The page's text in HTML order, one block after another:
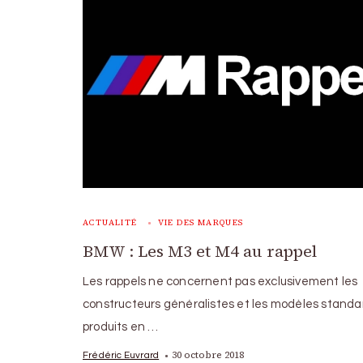
ACTUALITÉ VIE DES MARQUES
BMW : Les M3 et M4 au rappel
Les rappels ne concernent pas exclusivement les
constructeurs généralistes et les modèles
produits en …
Frédéric Euvrard 30 octobre 2018